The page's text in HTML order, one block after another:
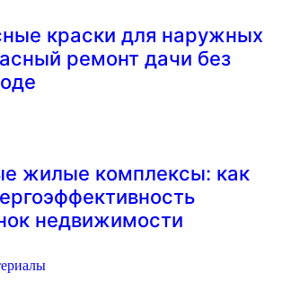
краски для наружных
ремонт дачи без
жилые комплексы: как
недвижимости